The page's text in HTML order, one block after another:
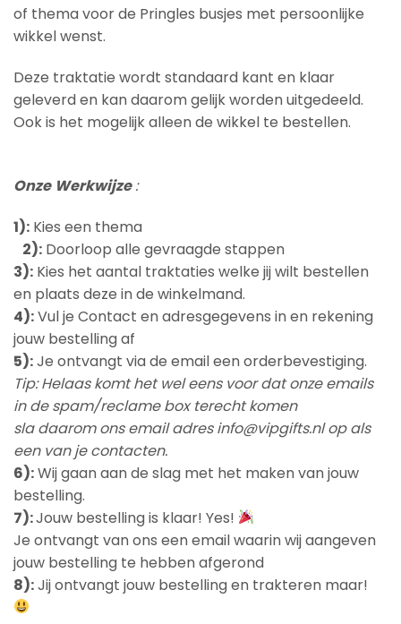
of thema voor de Pringles busjes met persoonlijke
wikkel wenst.
Deze traktatie wordt standaard kant en klaar
geleverd en kan daarom gelijk worden uitgedeeld.
Ook is het mogelijk alleen de wikkel te bestellen.
Onze Werkwijze:
1): Kies een thema
2): Doorloop alle gevraagde stappen
3): Kies het aantal traktaties welke jij wilt bestellen
en plaats deze in de winkelmand.
4):Vul je Contact en adresgegevens in en rekening
jouw bestelling af
5):Je ontvangt via de email een orderbevestiging.
Tip: Helaas komt het wel eens voor dat onze emails
in de spam/reclame box terecht komen
sla daarom ons email adres info@vipgifts.nl op als
een van je contacten.
6):Wij gaan aan de slag met het maken van jouw
bestelling.
7):Jouw bestelling is klaar! Yes!
Je ontvangt van ons een email waarin wij aangeven
jouw bestelling te hebben afgerond
8):Jij ontvangt jouw bestelling en trakteren maar!